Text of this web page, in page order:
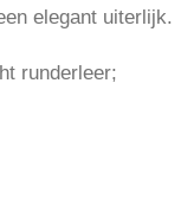
elegant uiterlijk.
runderleer;